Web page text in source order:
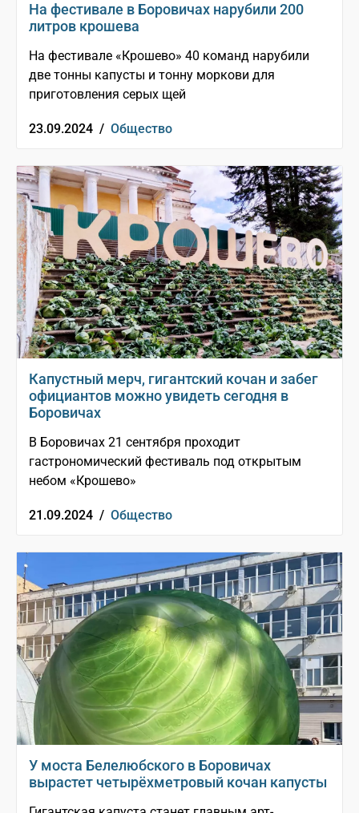
На фестивале в Боровичах нарубили 200
литров крошева
На фестивале «Крошево» 40 команд нарубили
две тонны капусты и тонну моркови для
приготовления серых щей
23.09.2024 / Общество
Капустный мерч, гигантский кочан и забег
официантов можно увидеть сегодня в
Боровичах
В Боровичах 21 сентября проходит
гастрономический фестиваль под открытым
небом «Крошево»
21.09.2024 / Общество
У моста Белелюбского в Боровичах
вырастет четырёхметровый кочан капусты